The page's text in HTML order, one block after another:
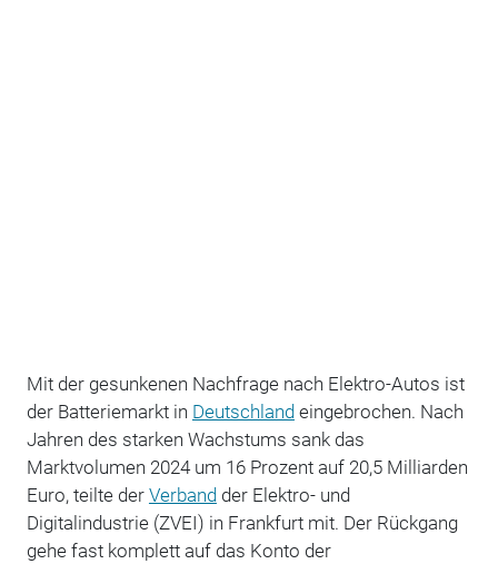
Mit der gesunkenen Nachfrage nach Elektro-Autos ist
der Batteriemarkt in Deutschlandeingebrochen. Nach
Jahren des starken Wachstums sank das
Marktvolumen 2024 um 16 Prozent auf 20,5 Milliarden
Euro, teilte der Verbandder Elektro- und
Digitalindustrie (ZVEI) in Frankfurt mit. Der Rückgang
gehe fast komplett auf das Konto der